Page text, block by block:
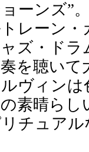
ーンズ”
レーン
ズ・ド
を聴い
ヴィン
素晴ら
チュア